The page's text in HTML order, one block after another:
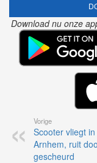
Download nu onze
Vorige
Scooter vliegt
Arnhem, ruit
gescheurd